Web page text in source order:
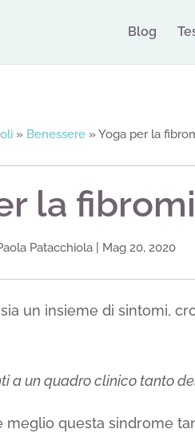
Blog
» Benessere »Yoga per la
la
Patacchiola Mag 20, 2020
un insieme di sintomi,
a un quadro clinico tanto
questa sindrome